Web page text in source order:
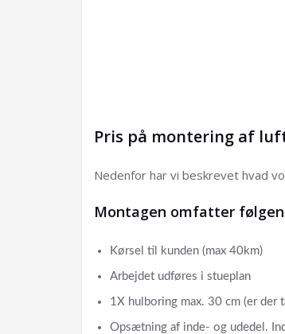
Pris på montering af
Nedenfor har vi beskrevet hvad
Montagen omfatter
Kørsel til kunden (max 40km)
Arbejdet udføres i stueplan
1X hulboring max. 30 cm (er der
Opsætning af inde- og udedel.